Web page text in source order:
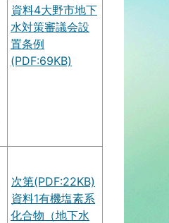
資料4大野市地下
水対策審議会設
置条例
(PDF:69KB)
次第(PDF:22KB)
資料1有機塩素系
化合物（地下水